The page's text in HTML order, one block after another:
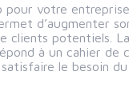
pour votre
d’augmenter
clients potentiels.
à un cahier de
le besoin